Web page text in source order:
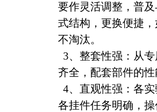
要作灵活调整，普
式结构，更换便捷
不淘汰。
3、整套性强：从
齐全，配套部件的
4、直观性强：各
各挂件任务明确，